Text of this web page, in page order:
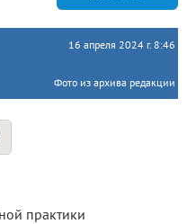
16 апреля 2024 г. 8:46
Фото из архива редакции